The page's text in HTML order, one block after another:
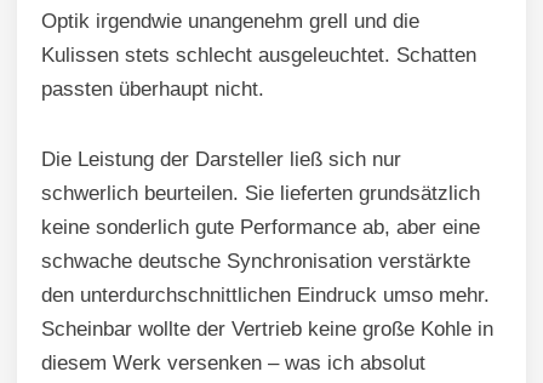
Optik irgendwie unangenehm grell und die
Kulissen stets schlecht ausgeleuchtet. Schatten
passten überhaupt nicht.
Die Leistung der Darsteller ließ sich nur
schwerlich beurteilen. Sie lieferten grundsätzlich
keine sonderlich gute Performance ab, aber eine
schwache deutsche Synchronisation verstärkte
den unterdurchschnittlichen Eindruck umso mehr.
Scheinbar wollte der Vertrieb keine große Kohle in
diesem Werk versenken – was ich absolut